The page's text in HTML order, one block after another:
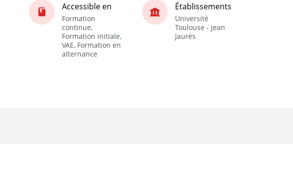
Accessible en
Formation
continue,
Formation initiale,
VAE, Formation en
alternance
Établissements
Université
Toulouse - Jean
Jaurès